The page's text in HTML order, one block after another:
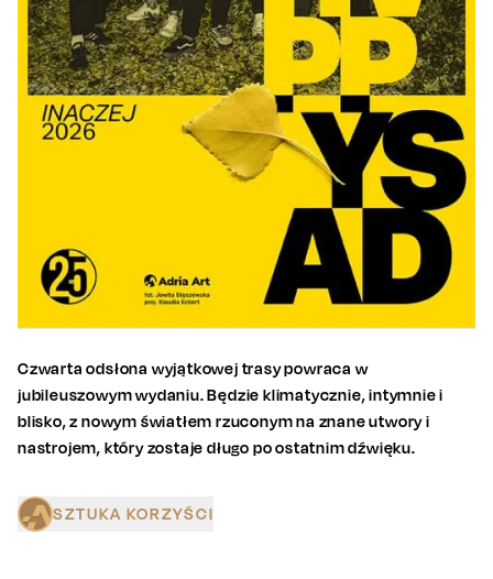
Czwarta odsłona wyjątkowej trasy powraca w
jubileuszowym wydaniu. Będzie klimatycznie, intymnie i
blisko, z nowym światłem rzuconym na znane utwory i
nastrojem, który zostaje długo po ostatnim dźwięku.
SZTUKA KORZYŚCI